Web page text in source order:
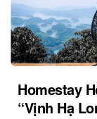
Homestay
“Vịnh Hạ